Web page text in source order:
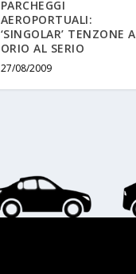
PARCHEGGI
AEROPORTUALI:
‘SINGOLAR’ TENZONE A
ORIO AL SERIO
27/08/2009